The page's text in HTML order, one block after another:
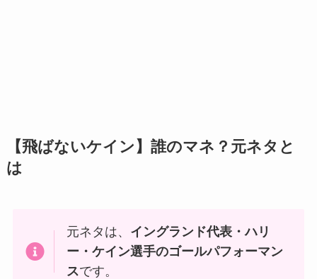
【飛ばないケイン】誰のマネ？元ネタと
は
元ネタは、 イングランド代表・ハリ
ー・ケイン選手のゴールパフォーマン
スです。